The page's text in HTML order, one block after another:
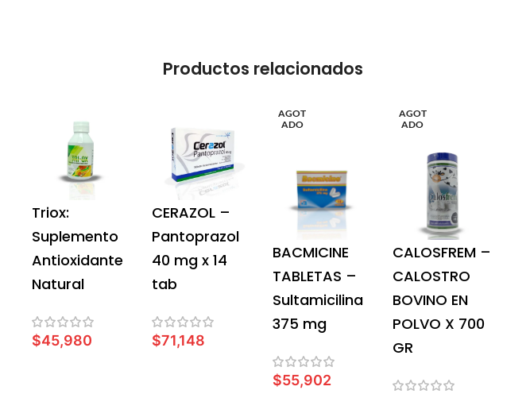
Productos relacionados
Triox:
Suplemento
Antioxidante
Natural
$45,980
CERAZOL –
Pantoprazol
40 mg x 14
tab
$71,148
AGOT
ADO
BACMICINE
TABLETAS –
Sultamicilina
375 mg
$55,902
AGOT
ADO
CALOSFREM –
CALOSTRO
BOVINO EN
POLVO X 700
GR